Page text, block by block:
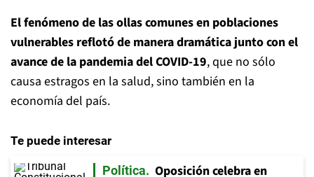
El fenómeno de las ollas comunes en poblaciones
vulnerables reflotó de manera dramática junto con el
avance de la pandemia del COVID-19, que no sólo
causa estragos en la salud, sino también en la
economía del país.
Te puede interesar
Política Oposición celebra en